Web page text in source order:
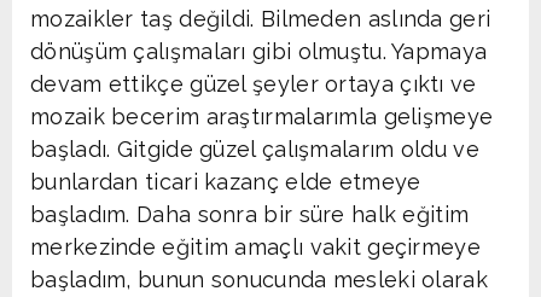
mozaikler taş değildi. Bilmeden aslında geri
dönüşüm çalışmaları gibi olmuştu. Yapmaya
devam ettikçe güzel şeyler ortaya çıktı ve
mozaik becerim araştırmalarımla gelişmeye
başladı. Gitgide güzel çalışmalarım oldu ve
bunlardan ticari kazanç elde etmeye
başladım. Daha sonra bir süre halk eğitim
merkezinde eğitim amaçlı vakit geçirmeye
başladım, bunun sonucunda mesleki olarak